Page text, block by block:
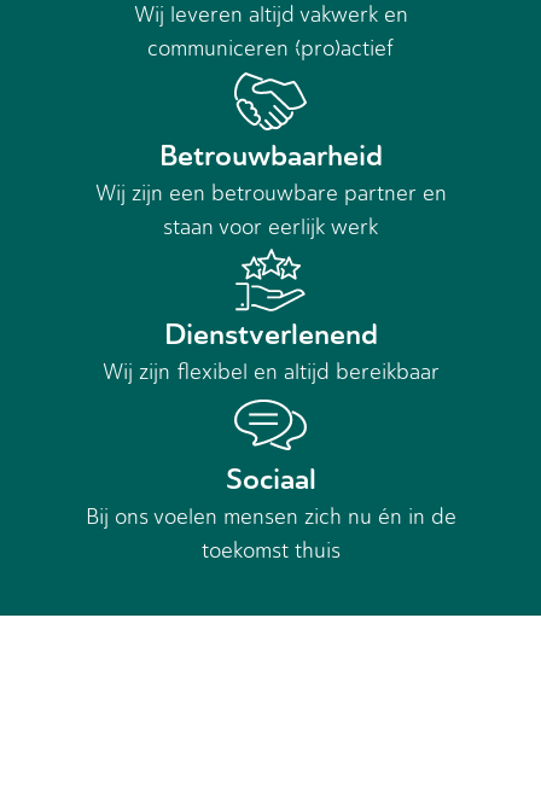
Wij leveren altijd vakwerk en
communiceren (pro)actief
Betrouwbaarheid
Wij zijn een betrouwbare partner en
staan voor eerlijk werk
Dienstverlenend
Wij zijn flexibel en altijd bereikbaar
Sociaal
Bij ons voelen mensen zich nu én in de
toekomst thuis